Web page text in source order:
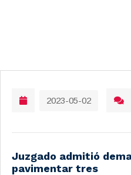
2023-05-02
Juzgado admitió
pavimentar tres